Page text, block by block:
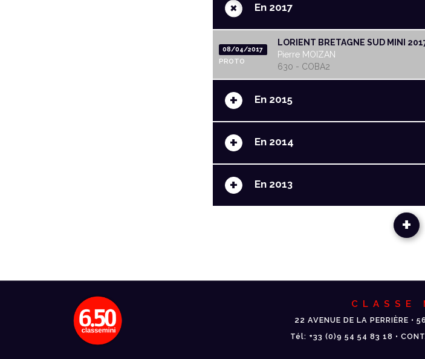
+ En 2017
08/04/2017
PROTO
LORIENT BRETAGNE SUD MINI
Pierre MOIZAN
630 - COBA2
+ En 2015
+ En 2014
+ En 2013
+
CLASSE
22 AVENUE DE LA PERRIÈRE •
Tél: +33 (0)9 54 54 83 18 •